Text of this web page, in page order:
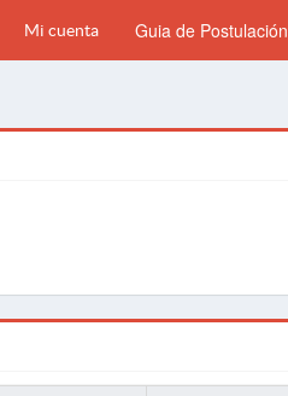
Mi cuenta Guia de Postulación